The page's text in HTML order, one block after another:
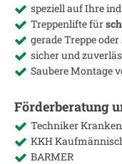
speziell auf Ihre
Treppenlifte für
gerade Treppe oder
sicher und
Saubere Montage
Förderberatung
Techniker
KKH
BARMER